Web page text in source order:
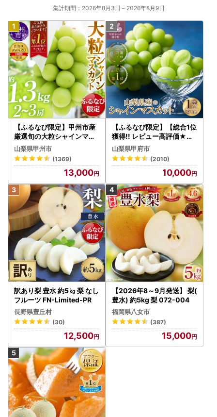
集計期間：2026年8月3日～2026年8月9日
【ふるなび限定】甲州市産
厳選旬の大粒シャインマス
カット 約1.3kg 2～3房【2
026年発送】（MG）B12-
472 FN-Limited-VO シャ
インマスカット フルーツ
山梨県甲州市
(1369)
13,000
【ふるなび限定】【総合1位
獲得!! レビュー高評価★】
〈2026年度配送分〉山梨
県産 シャインマスカット 2
～3房（1.0kg以上）シャイ
ン フルーツ FN-Limited-S
P
山梨県甲府市
(2010)
10,000
訳あり梨 豊水 約5㎏ 梨 なし
フルーツ FN-Limited-PR
長野県豊丘村
(30)
12,500
【2026年8～9月発送】 梨(
豊水) 約5kg 梨 072-004
福岡県八女市
(387)
15,000